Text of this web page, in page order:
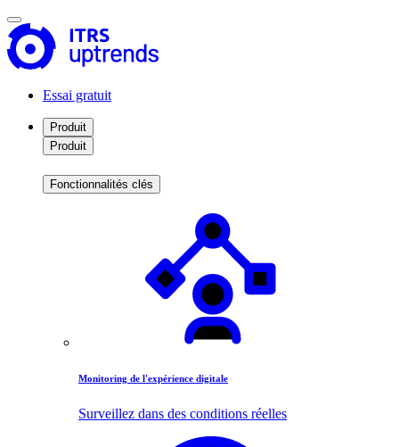
Essai gratuit
Produit
Produit
Fonctionnalités clés
Monitoring de l'expérience digitale
Surveillez dans des conditions réelles